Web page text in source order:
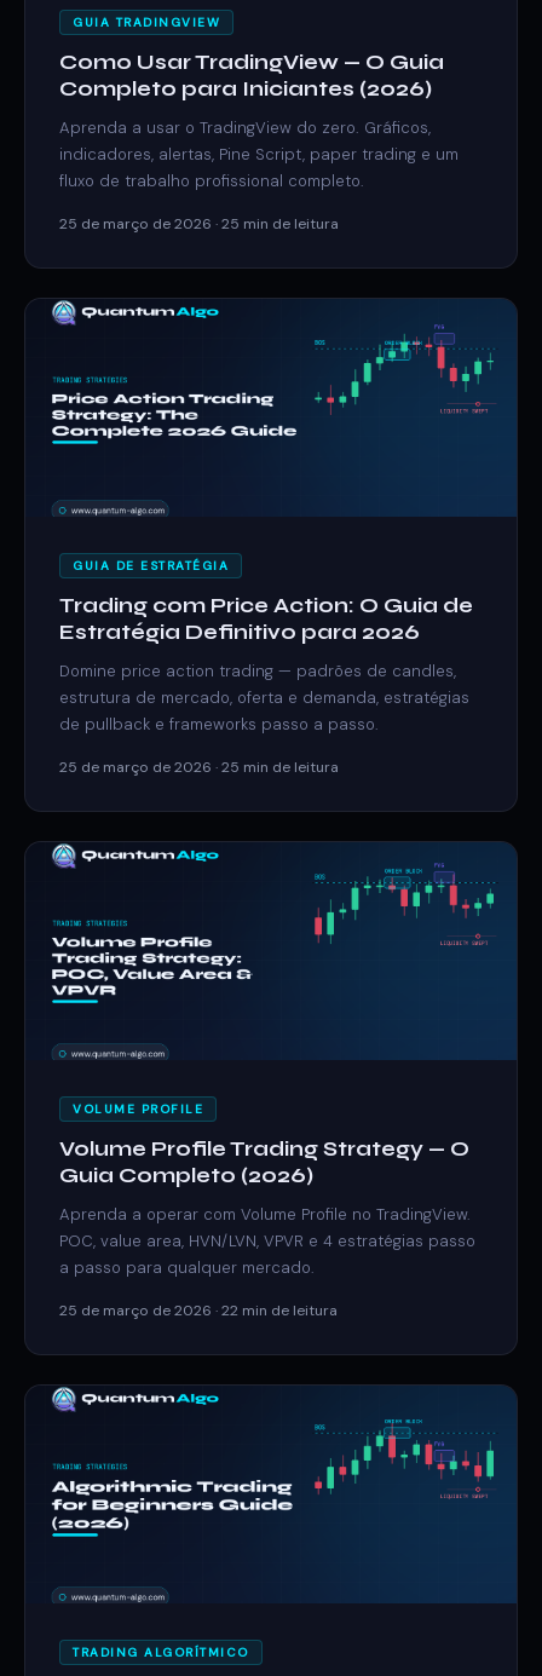
GUIA TRADINGVIEW
Como Usar TradingView — O Guia
Completo para Iniciantes (2026)
Aprenda a usar o TradingView do zero. Gráficos,
indicadores, alertas, Pine Script, paper trading e um
fluxo de trabalho profissional completo.
25 de março de 2026 · 25 min de leitura
GUIA DE ESTRATÉGIA
Trading com Price Action: O Guia de
Estratégia Definitivo para 2026
Domine price action trading — padrões de candles,
estrutura de mercado, oferta e demanda, estratégias
de pullback e frameworks passo a passo.
25 de março de 2026 · 25 min de leitura
VOLUME PROFILE
Volume Profile Trading Strategy — O
Guia Completo (2026)
Aprenda a operar com Volume Profile no TradingView.
POC, value area, HVN/LVN, VPVR e 4 estratégias passo
a passo para qualquer mercado.
25 de março de 2026 · 22 min de leitura
TRADING ALGORÍTMICO